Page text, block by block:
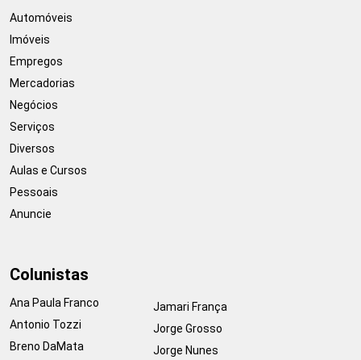
Automóveis
Imóveis
Empregos
Mercadorias
Negócios
Serviços
Diversos
Aulas e Cursos
Pessoais
Anuncie
Colunistas
Ana Paula Franco
Antonio Tozzi
Breno DaMata
Jamari França
Jorge Grosso
Jorge Nunes